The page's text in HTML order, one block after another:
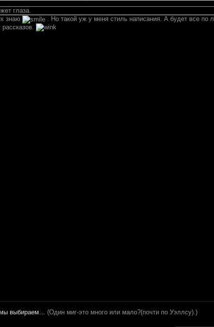
глаза.
знаю
. Но такой уж у меня стиль написания. А будет все по
мы выбираем… (Один миг-это много или мало?(почти по Уэллсу).)